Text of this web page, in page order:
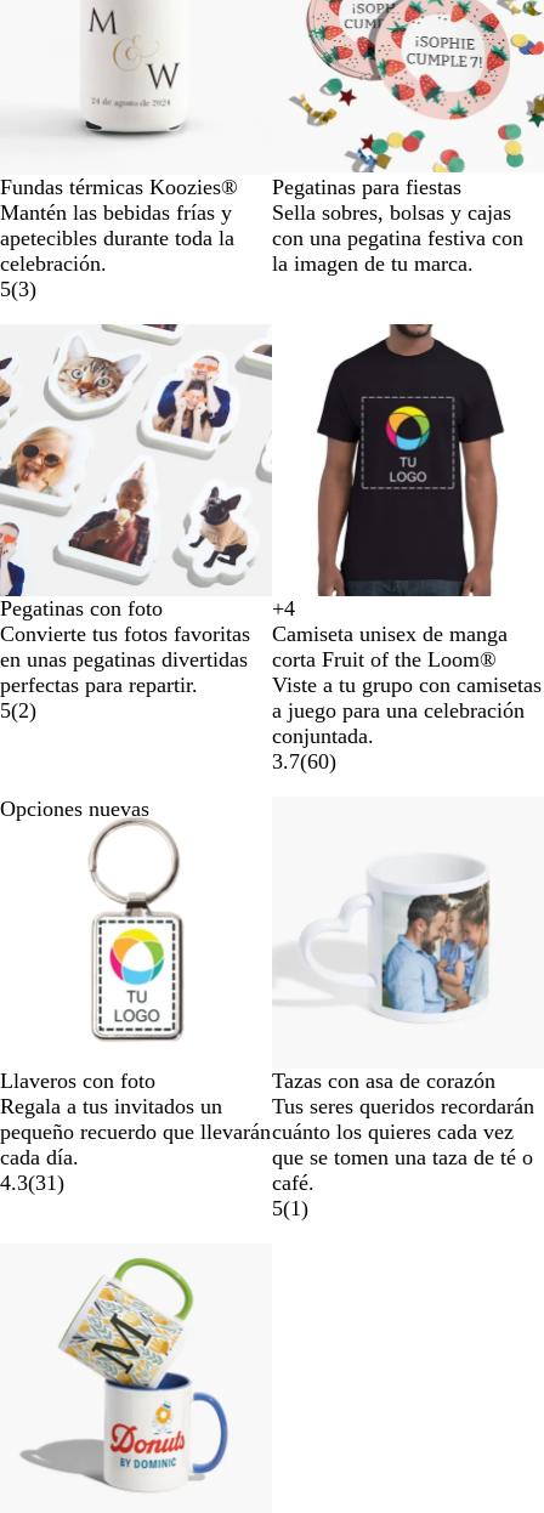
Fundas térmicas Koozies®
Mantén las bebidas frías y
apetecibles durante toda la
celebración.
5(3)
Pegatinas para fiestas
Sella sobres, bolsas y cajas
con una pegatina festiva con
la imagen de tu marca.
Pegatinas con foto
Convierte tus fotos favoritas
en unas pegatinas divertidas
perfectas para repartir.
5(2)
N
e
g
r
o
B
l
a
n
c
o
N
a
r
a
n
j
a
A
z
u
r
e
a
+4
Camiseta unisex de manga
corta Fruit of the Loom®
Viste a tu grupo con camisetas
a juego para una celebración
conjuntada.
3.7(60)
Opciones nuevas
Llaveros con foto
Regala a tus invitados un
pequeño recuerdo que llevarán
cada día.
4.3(31)
Tazas con asa de corazón
Tus seres queridos recordarán
cuánto los quieres cada vez
que se tomen una taza de té o
café.
5(1)